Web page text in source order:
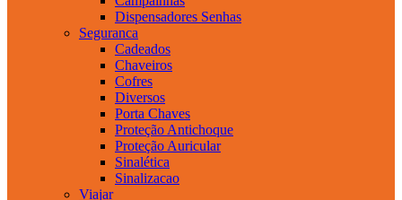
Dispensadores Senhas
Seguranca
Cadeados
Chaveiros
Cofres
Diversos
Porta Chaves
Proteção Antichoque
Proteção Auricular
Sinalética
Sinalizacao
Viajar